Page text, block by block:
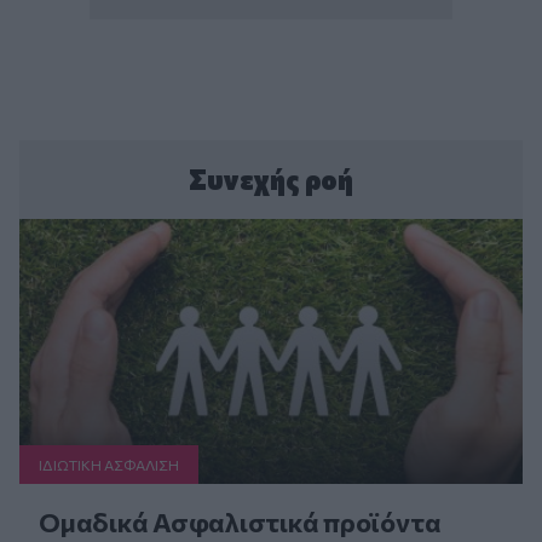
Συνεχής ροή
ΙΔΙΩΤΙΚΗ ΑΣΦAΛΙΣΗ
Ομαδικά Ασφαλιστικά προϊόντα